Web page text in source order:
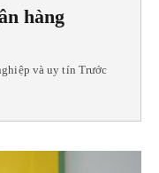
hàng
và uy tín Trước